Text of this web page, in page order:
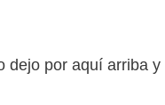
dejo por aquí arriba y